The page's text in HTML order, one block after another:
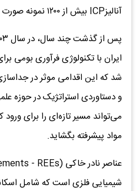
آنالیزICP بیش از ۱۲۰۰ نمونه صورت گرفت.
ایران با تکنولوژی فرآوری بومی
شد که این اقدامی موثر در
و دستاوردی استراتژیک در حوزه
می‌تواند مسیر تازه‌ای را برای
مواد پیشرفته بگشاید.